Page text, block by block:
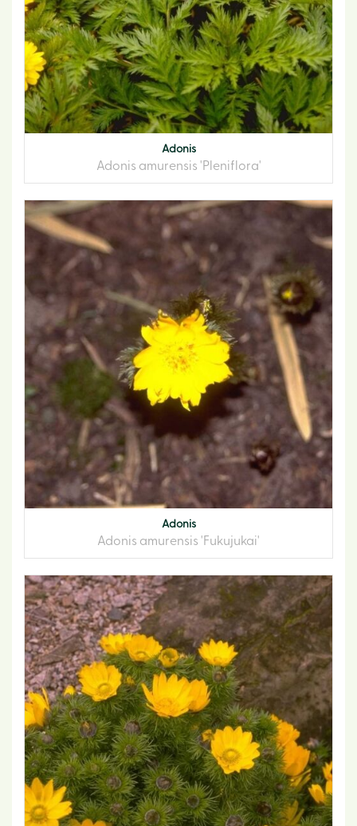
Adonis
Adonis amurensis 'Pleniflora'
Adonis
Adonis amurensis 'Fukujukai'